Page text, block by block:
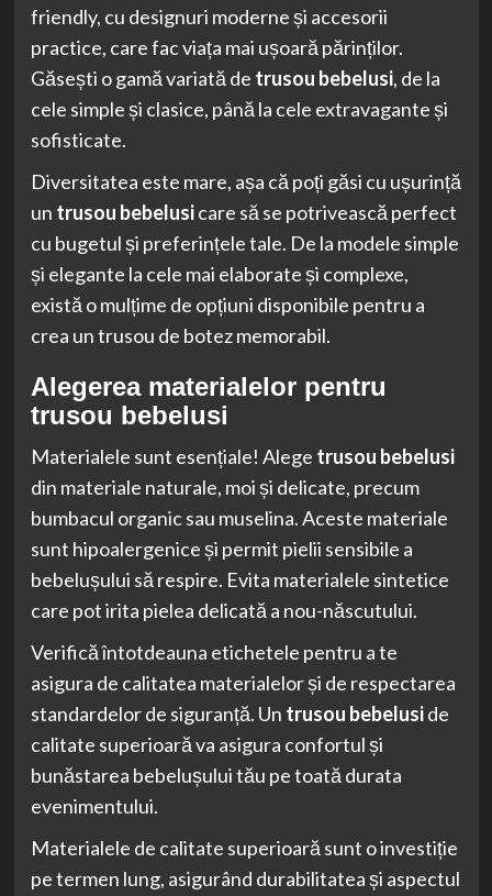
friendly, cu designuri moderne și accesorii
practice, care fac viața mai ușoară părinților.
Găsești o gamă variată de trusou bebelusi, de la
cele simple și clasice, până la cele extravagante și
sofisticate.
Diversitatea este mare, așa că poți găsi cu ușurință
un trusou bebelusicare să se potrivească perfect
cu bugetul și preferințele tale. De la modele simple
și elegante la cele mai elaborate și complexe,
există o mulțime de opțiuni disponibile pentru a
crea un trusou de botez memorabil.
Alegerea materialelor pentru
trusou bebelusi
Materialele sunt esențiale! Alege trusou bebelusi
din materiale naturale, moi și delicate, precum
bumbacul organic sau muselina. Aceste materiale
sunt hipoalergenice și permit pielii sensibile a
bebelușului să respire. Evita materialele sintetice
care pot irita pielea delicată a nou-născutului.
Verifică întotdeauna etichetele pentru a te
asigura de calitatea materialelor și de respectarea
standardelor de siguranță. Un trusou bebeluside
calitate superioară va asigura confortul și
bunăstarea bebelușului tău pe toată durata
evenimentului.
Materialele de calitate superioară sunt o investiție
pe termen lung, asigurând durabilitatea și aspectul